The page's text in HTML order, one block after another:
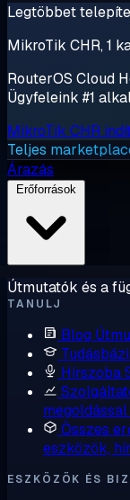
Legtöbbet
MikroTik CHR, 1
RouterOS Cloud
Ügyfeleink #1
MikroTik CHR
Teljes
Árazás
Útmutatók és a
TANULJ
Blog
Hírszoba
Összes
eszközök,
ESZKÖZÖK ÉS